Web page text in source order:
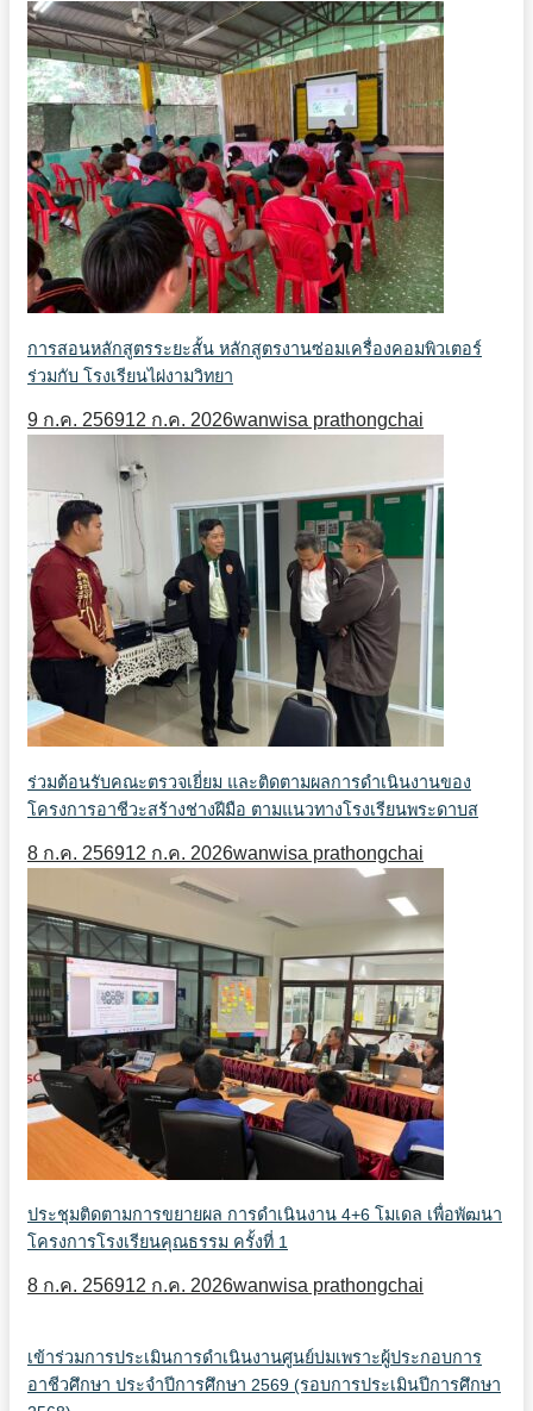
การสอนหลักสูตรระยะสั้น หลักสูตรงานซ่อมเครื่องคอมพิวเตอร์
ร่วมกับ โรงเรียนไผ่งามวิทยา
9 ก.ค. 256912 ก.ค. 2026wanwisa prathongchai
ร่วมต้อนรับคณะตรวจเยี่ยม และติดตามผลการดำเนินงานของ
โครงการอาชีวะสร้างช่างฝีมือ ตามแนวทางโรงเรียนพระดาบส
8 ก.ค. 256912 ก.ค. 2026wanwisa prathongchai
ประชุมติดตามการขยายผล การดำเนินงาน 4+6 โมเดล เพื่อพัฒนา
โครงการโรงเรียนคุณธรรม ครั้งที่ 1
8 ก.ค. 256912 ก.ค. 2026wanwisa prathongchai
เข้าร่วมการประเมินการดำเนินงานศูนย์บ่มเพราะผู้ประกอบการ
อาชีวศึกษา ประจำปีการศึกษา 2569 (รอบการประเมินปีการศึกษา